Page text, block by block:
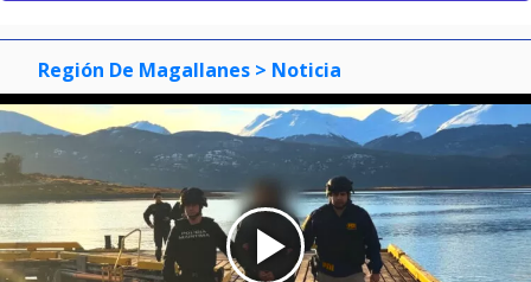
Región De Magallanes > Noticia